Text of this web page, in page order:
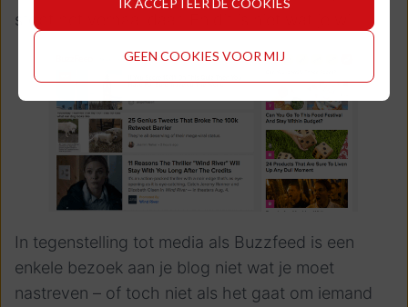
IK ACCEPTEER DE COOKIES
GEEN COOKIES VOOR MIJ
stopt het verhaal daar. En dit is niet wat je wil.
In tegenstelling tot media als Buzzfeed is een
enkele bezoek aan je blog niet wat je moet
nastreven – of toch niet als het gaat om iemand